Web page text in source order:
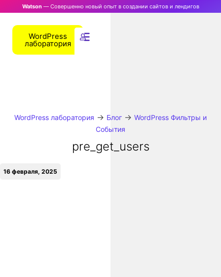
Watson— Совершенно новый опыт в создании сайтов и лендигов
WordPress
лаборатория
WordPress лаборатория → Блог → WordPress Фильтры и
События
pre_get_users
16 февраля, 2025